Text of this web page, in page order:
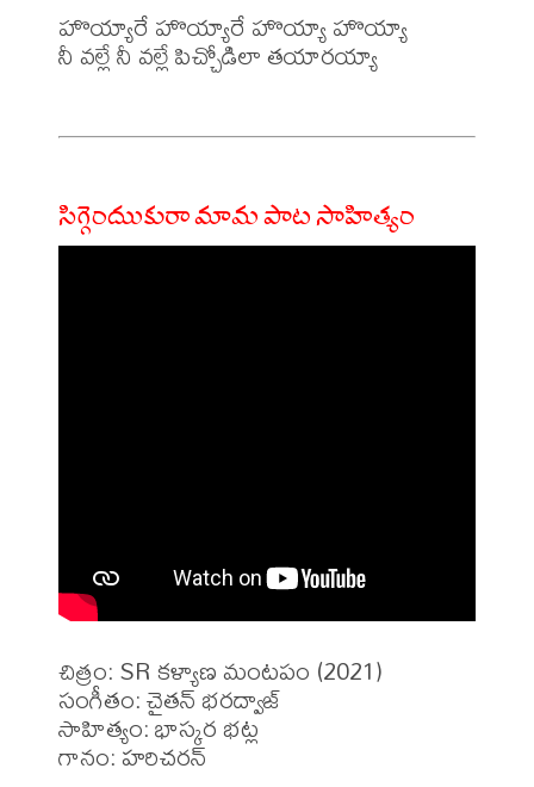
హొయ్యారే హొయ్యారే హొయ్యా హొయ్యా
నీ వల్లే నీ వల్లే పిచ్చోడిలా తయారయ్యా
సిగ్గెందుుకురా మామ పాట సాహిత్యం
చిత్రం: SR కళ్యాణ మంటపం (2021)
సంగీతం: చైతన్ భరద్వాజ్
సాహిత్యం: భాస్కర భట్ల
గానం: హరిచరన్